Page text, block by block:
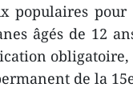
populaires
âgés de 12
obligatoire,
de la